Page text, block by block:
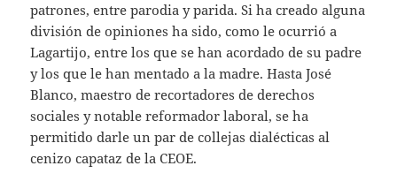
patrones, entre parodia y parida. Si ha creado alguna
división de opiniones ha sido, como le ocurrió a
Lagartijo, entre los que se han acordado de su padre
y los que le han mentado a la madre. Hasta José
Blanco, maestro de recortadores de derechos
sociales y notable reformador laboral, se ha
permitido darle un par de collejas dialécticas al
cenizo capataz de la CEOE.